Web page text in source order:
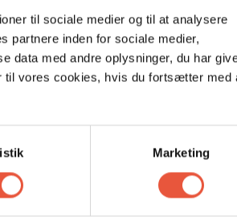
til sociale medier og til at analysere
partnere inden for sociale medier,
data med andre oplysninger, du har
til vores cookies, hvis du fortsætter med
Marketing
det